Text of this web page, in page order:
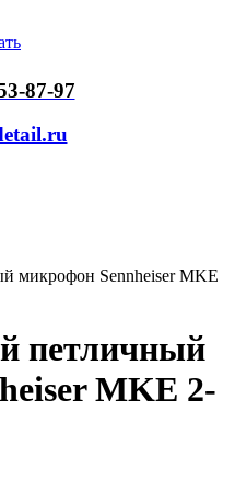
87-97
микрофон Sennheiser MKE
петличный
MKE 2-